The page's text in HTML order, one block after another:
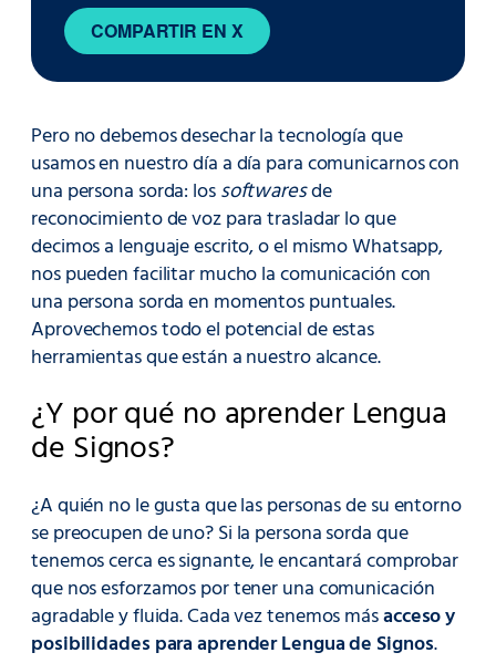
COMPARTIR EN X
Pero no debemos desechar la tecnología que
usamos en nuestro día a día para comunicarnos con
una persona sorda: lossoftwaresde
reconocimiento de voz para trasladar lo que
decimos a lenguaje escrito, o el mismo Whatsapp,
nos pueden facilitar mucho la comunicación con
una persona sorda en momentos puntuales.
Aprovechemos todo el potencial de estas
herramientas que están a nuestro alcance.
¿Y por qué no aprender Lengua
de Signos?
¿A quién no le gusta que las personas de su entorno
se preocupen de uno? Si la persona sorda que
tenemos cerca es signante, le encantará comprobar
que nos esforzamos por tener una comunicación
agradable y fluida. Cada vez tenemos másacceso y
posibilidades para aprender Lengua de Signos.